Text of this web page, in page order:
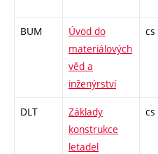
BUM
Úvod do
materiálových
věd a
inženýrství
cs
DLT
Základy
konstrukce
letadel
cs